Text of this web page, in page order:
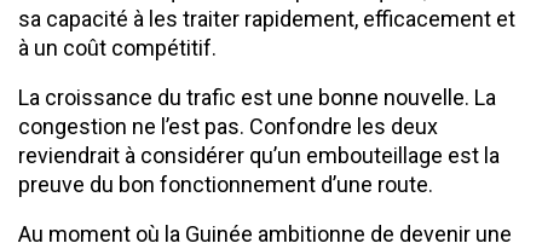
sa capacité à les traiter rapidement, efficacement et
à un coût compétitif.
La croissance du trafic est une bonne nouvelle. La
congestion ne l’est pas. Confondre les deux
reviendrait à considérer qu’un embouteillage est la
preuve du bon fonctionnement d’une route.
Au moment où la Guinée ambitionne de devenir une